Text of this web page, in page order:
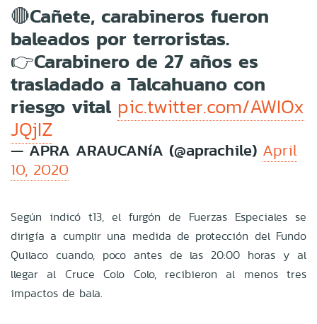
🔴Cañete, carabineros fueron
baleados por terroristas.
👉Carabinero de 27 años es
trasladado a Talcahuano con
riesgo vital pic.twitter.com/AWIOx
JQjIZ
— APRA ARAUCANíA (@aprachile) April
10, 2020
Según indicó t13, el furgón de Fuerzas Especiales se
dirigía a cumplir una medida de protección del Fundo
Quilaco cuando, poco antes de las 20:00 horas y al
llegar al Cruce Colo Colo, recibieron al menos tres
impactos de bala.